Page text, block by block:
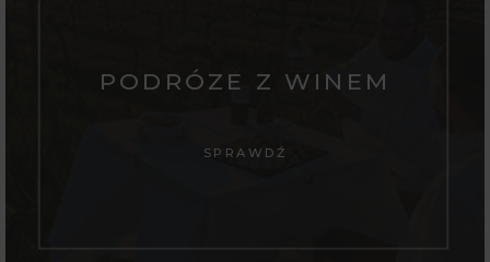
PODRÓZE Z WINEM
SPRAWDŹ